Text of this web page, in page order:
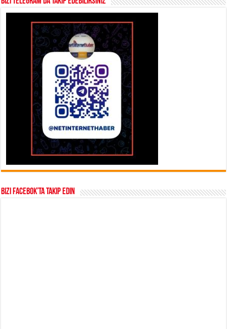
Bizi Facebok’ta takip edin